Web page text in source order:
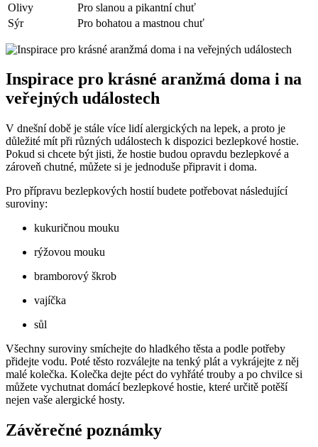
Olivy
Pro slanou a pikantní chuť
Sýr
Pro bohatou a mastnou chuť
Inspirace pro krásné aranžmá doma i na
veřejných událostech
V dnešní době je stále více lidí alergických na lepek, a proto je
důležité mít při různých událostech k dispozici bezlepkové hostie.
Pokud si chcete být jisti, že hostie budou opravdu bezlepkové a
zároveň chutné, můžete si je jednoduše připravit i doma.
Pro přípravu bezlepkových hostií budete potřebovat následující
suroviny:
kukuričnou mouku
rýžovou mouku
bramborový škrob
vajíčka
sůl
Všechny suroviny smíchejte do hladkého těsta a podle potřeby
přidejte vodu. Poté těsto rozválejte na tenký plát a vykrájejte z něj
malé kolečka. Kolečka dejte péct do vyhřáté trouby a po chvilce si
můžete vychutnat domácí bezlepkové hostie, které určitě potěší
nejen vaše alergické hosty.
Závěrečné poznámky